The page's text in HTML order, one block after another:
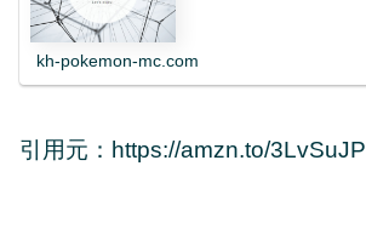
kh-pokemon-mc.com
引用元：https://amzn.to/3LvSuJP